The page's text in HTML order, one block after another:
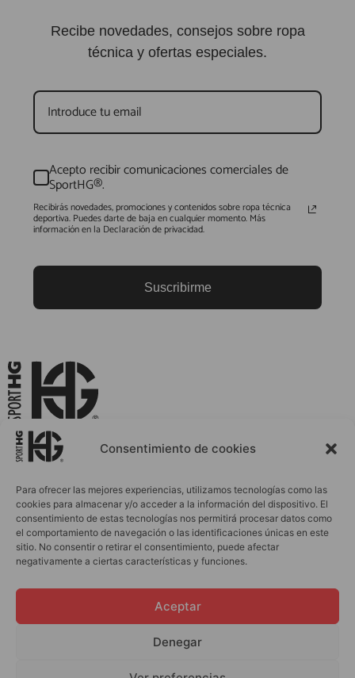
Consentimiento de cookies
Para ofrecer las mejores experiencias, utilizamos tecnologías como las
cookies para almacenar y/o acceder a la información del dispositivo. El
consentimiento de estas tecnologías nos permitirá procesar datos como
el comportamiento de navegación o las identificaciones únicas en este
sitio. No consentir o retirar el consentimiento, puede afectar
negativamente a ciertas características y funciones.
Aceptar
Denegar
Recibe novedades, consejos sobre ropa
técnica y ofertas especiales.
Acepto recibir comunicaciones comerciales de
SportHG®.
Recibirás novedades, promociones y contenidos sobre ropa técnica
deportiva. Puedes darte de baja en cualquier momento. Más
información en la Declaración de privacidad.
Suscribirme
La Ropa Deportiva que Evoluciona Contigo
INICIO
MUJER
HOMBRE
INFANTIL
ACCESORIOS
PERSONALIZACIONES
BLOG
OUTLET
info@sporthg.com